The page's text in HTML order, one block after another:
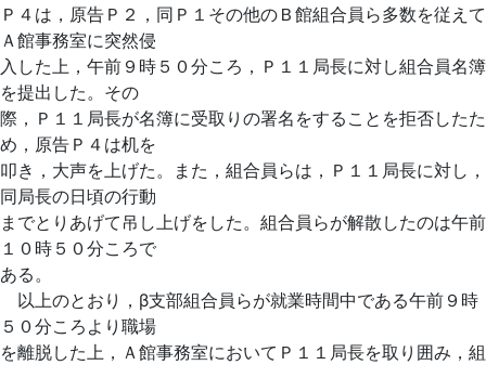
Ｐ４は，原告Ｐ２，同Ｐ１その他のＢ館組合員ら多数を従えて
Ａ館事務室に突然侵
入した上，午前９時５０分ころ，Ｐ１１局長に対し組合員名簿
を提出した。その
際，Ｐ１１局長が名簿に受取りの署名をすることを拒否したた
め，原告Ｐ４は机を
叩き，大声を上げた。また，組合員らは，Ｐ１１局長に対し，
同局長の日頃の行動
までとりあげて吊し上げをした。組合員らが解散したのは午前
１０時５０分ころで
ある。
以上のとおり，β支部組合員らが就業時間中である午前９時
５０分ころより職場
を離脱した上，Ａ館事務室においてＰ１１局長を取り囲み，組